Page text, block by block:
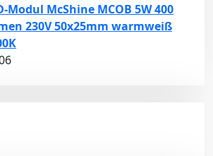
Modul McShine MCOB 5W 400
230V 50x25mm warmweiß